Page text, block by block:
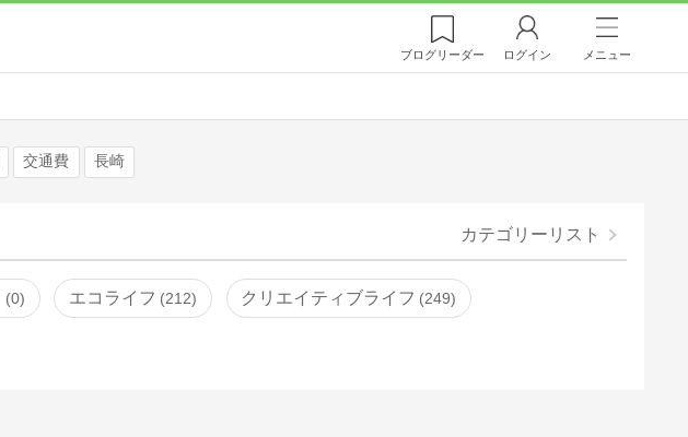
ブログリーダー ログイン メニュー
交通費 長崎
カテゴリーリスト
0 エコライフ 212 クリエイティブライフ 249